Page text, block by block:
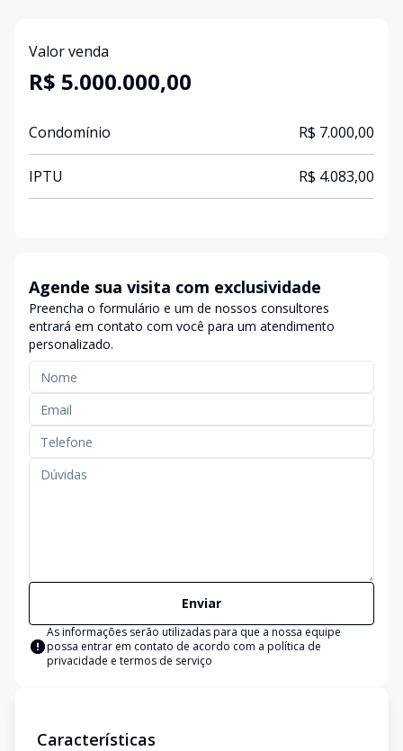
Valor venda
R$ 5.000.000,00
Condomínio R$ 7.000,00
IPTU R$ 4.083,00
Agende sua visita com exclusividade
Preencha o formulário e um de nossos consultores
entrará em contato com você para um atendimento
personalizado.
Enviar
As informações serão utilizadas para que a nossa equipe
possa entrar em contato de acordo com a política de
privacidade e termos de serviço
Características